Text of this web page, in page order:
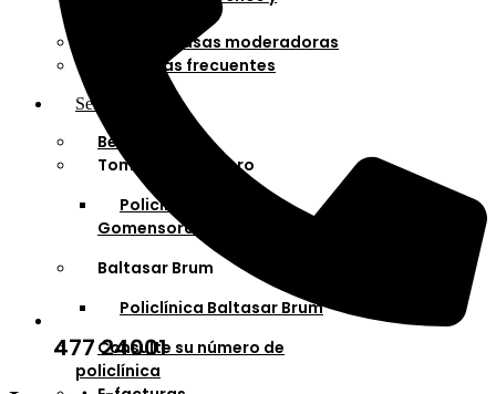
Cuotas y tasas moderadoras
Preguntas frecuentes
Servicios
Bella Unión
Tomás Gomensoro
Policlínica Tomás
Gomensoro
Baltasar Brum
Policlínica Baltasar Brum
Consulte su número de
policlínica
477 24001